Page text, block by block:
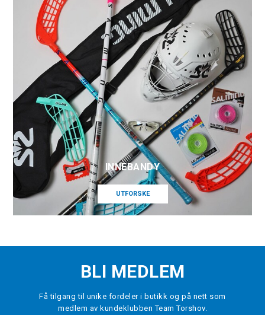
INNEBANDY
UTFORSKE
BLI MEDLEM
Få tilgang til unike fordeler i butikk og på nett som
medlem av kundeklubben Team Torshov.